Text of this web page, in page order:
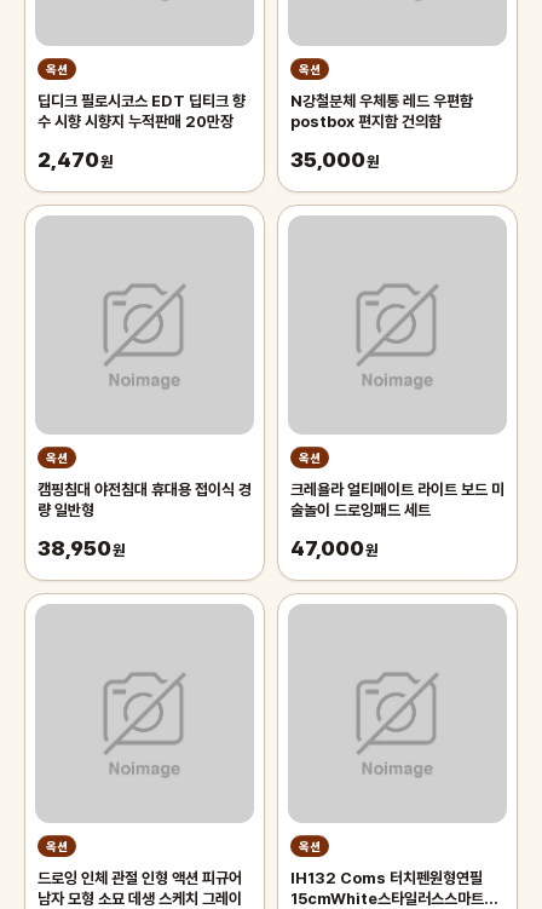
옥션
딥디크 필로시코스 EDT 딥티크 향
수 시향 시향지 누적판매 20만장
2,470원
옥션
N강철분체 우체통 레드 우편함
postbox 편지함 건의함
35,000원
옥션
캠핑침대 야전침대 휴대용 접이식 경
량 일반형
38,950원
옥션
크레욜라 얼티메이트 라이트 보드 미
술놀이 드로잉패드 세트
47,000원
옥션
드로잉 인체 관절 인형 액션 피규어
남자 모형 소묘 데생 스케치 그레이
옥션
IH132 Coms 터치펜원형연필
15cmWhite스타일러스스마트폰